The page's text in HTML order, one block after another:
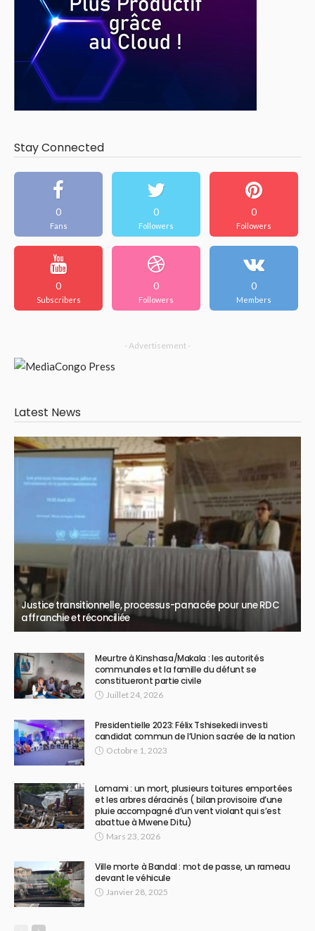
Stay Connected
0
Fans
0
Followers
0
Followers
0
Subscribers
0
Followers
0
Members
- Advertisement -
Latest News
Justice transitionnelle, processus-panacée pour une RDC
affranchie et réconciliée
Meurtre à Kinshasa/Makala : les autorités
communales et la famille du défunt se
constitueront partie civile
Juillet 24, 2026
Presidentielle 2023: Félix Tshisekedi investi
candidat commun de l’Union sacrée de la nation
Octobre 1, 2023
Lomami : un mort, plusieurs toitures emportées
et les arbres déracinés ( bilan provisoire d’une
pluie accompagné d’un vent violant qui s’est
abattue à Mwene Ditu)
Mars 23, 2026
Ville morte à Bandal : mot de passe, un rameau
devant le véhicule
Janvier 28, 2025